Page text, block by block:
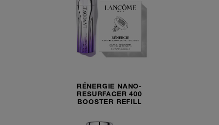
RÉNERGIE NANO-
RESURFACER 400
BOOSTER REFILL